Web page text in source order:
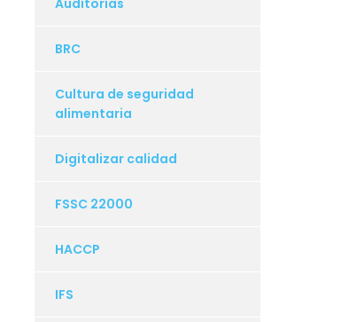
Auditorías
BRC
Cultura de seguridad
alimentaria
Digitalizar calidad
FSSC 22000
HACCP
IFS